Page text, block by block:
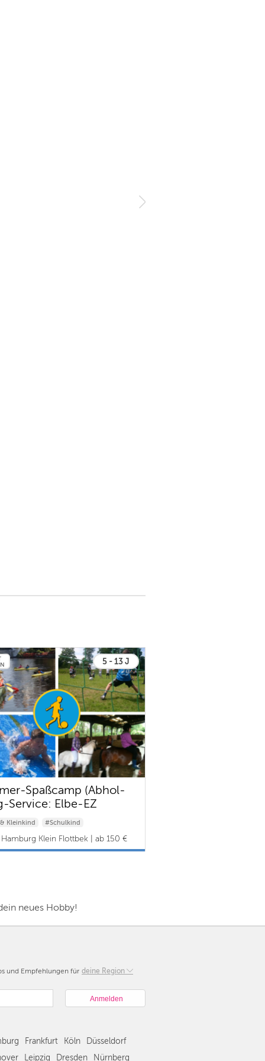
5 - 13 J
Spaßcamp (Abhol-
Service: Elbe-EZ
Kleinkind #Schulkind
Klein Flottbek | ab 150 €
neues Hobby!
und Empfehlungen für deine Region
Berlin
Hamburg
Düsseldorf
Stuttgart
Frankfurt Köln
Düsseldorf
Leipzig Dresden Nürnberg